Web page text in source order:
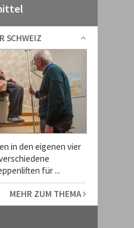
SCHWEIZ
in den eigenen vier
für ...
MEHR ZUM THEMA